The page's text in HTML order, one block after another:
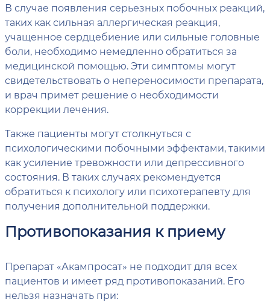
В случае появления серьезных побочных реакций,
таких как сильная аллергическая реакция,
учащенное сердцебиение или сильные головные
боли, необходимо немедленно обратиться за
медицинской помощью. Эти симптомы могут
свидетельствовать о непереносимости препарата,
и врач примет решение о необходимости
коррекции лечения.
Также пациенты могут столкнуться с
психологическими побочными эффектами, такими
как усиление тревожности или депрессивного
состояния. В таких случаях рекомендуется
обратиться к психологу или психотерапевту для
получения дополнительной поддержки.
Противопоказания к приему
Препарат «Акампросат» не подходит для всех
пациентов и имеет ряд противопоказаний. Его
нельзя назначать при: